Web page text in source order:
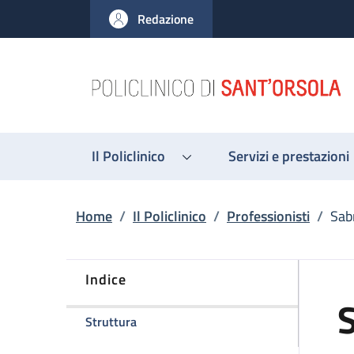
al contenuto principale
to footer content
Redazione
Il Policlinico Servizi e prestazioni
Briciole di pane
Home / Il Policlinico / Professionisti /
Indice
Strutturadella pagina Sabrina Fontana